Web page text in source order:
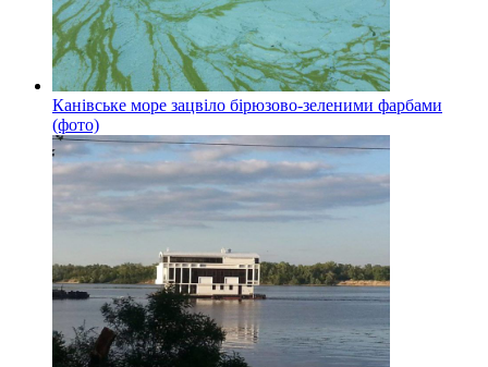
Канівське море зацвіло бірюзово-зеленими фарбами
(фото)